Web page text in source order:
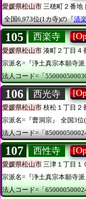
愛媛県松山市 三穂町２番地
全国6,973位(1カ寺)の『清
105 西楽寺
愛媛県松山市 湊町２丁目４
宗派名=『浄土真宗本願寺派
法人コード=「
106 西光寺
愛媛県松山市 枝松１丁目２
宗派名=『曹洞宗』
全国3位
法人コード=「
107 西性寺
愛媛県松山市 三津１丁目１
宗派名=『浄土真宗本願寺派
法人コード=「